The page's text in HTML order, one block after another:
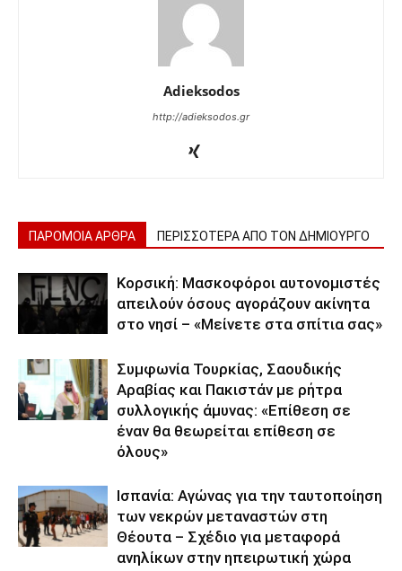
Adieksodos
http://adieksodos.gr
ΠΑΡΟΜΟΙΑ ΑΡΘΡΑ ΠΕΡΙΣΣΟΤΕΡΑ ΑΠΟ ΤΟΝ ΔΗΜΙΟΥΡΓΟ
Κορσική: Μασκοφόροι αυτονομιστές
απειλούν όσους αγοράζουν ακίνητα
στο νησί – «Μείνετε στα σπίτια σας»
Συμφωνία Τουρκίας, Σαουδικής
Αραβίας και Πακιστάν με ρήτρα
συλλογικής άμυνας: «Επίθεση σε
έναν θα θεωρείται επίθεση σε
όλους»
Ισπανία: Αγώνας για την ταυτοποίηση
των νεκρών μεταναστών στη
Θέουτα – Σχέδιο για μεταφορά
ανηλίκων στην ηπειρωτική χώρα